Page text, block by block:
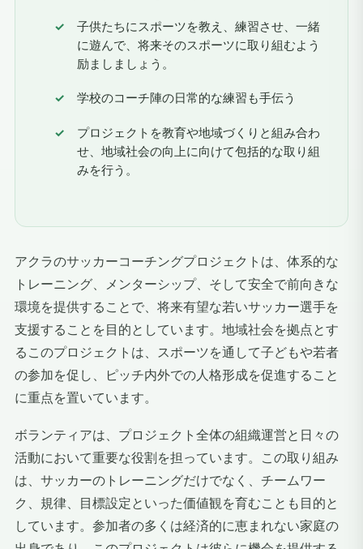
子供たちにスポーツを教え、練習させ、一緒
に遊んで、将来そのスポーツに取り組むよう
励ましましょう。
学校のコーチ陣の日常的な練習も手伝う
プロジェクトを教育や地域づくりと組み合わ
せ、地域社会の向上に向けて包括的な取り組
みを行う。
アクラのサッカーコーチングプロジェクトは、体系的な
トレーニング、メンターシップ、そして安全で前向きな
環境を提供することで、将来有望な若いサッカー選手を
支援することを目的としています。地域社会を拠点とす
るこのプロジェクトは、スポーツを通して子どもや若者
の参加を促し、ピッチ内外での人格形成を促進すること
に重点を置いています。
ボランティアは、プロジェクト全体の組織運営と日々の
活動において重要な役割を担っています。この取り組み
は、サッカーのトレーニングだけでなく、チームワー
ク、規律、目標設定といった価値観を育むことも目的と
しています。参加者の多くは経済的に恵まれない家庭の